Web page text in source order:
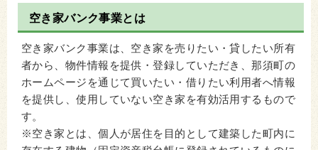
空き家バンク事業とは
空き家バンク事業は、空き家を売りたい・貸したい所有
者から、物件情報を提供・登録していただき、那須町の
ホームページを通じて買いたい・借りたい利用者へ情報
を提供し、使用していない空き家を有効活用するもので
す。
※空き家とは、個人が居住を目的として建築した町内に